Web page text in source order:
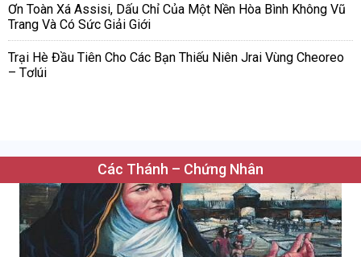
Ơn Toàn Xá Assisi, Dấu Chỉ Của Một Nền Hòa Bình Không Vũ
Trang Và Có Sức Giải Giới
Trại Hè Đầu Tiên Cho Các Bạn Thiếu Niên Jrai Vùng Cheoreo
– Tơlúi
Các Thánh – Chứng Nhân